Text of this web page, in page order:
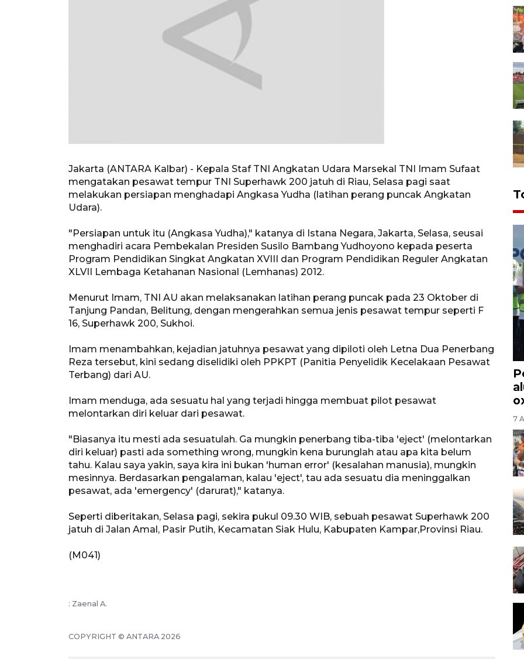
Jakarta (ANTARA Kalbar) - Kepala Staf TNI Angkatan Udara Marsekal TNI Imam Sufaat
mengatakan pesawat tempur TNI Superhawk 200 jatuh di Riau, Selasa pagi saat
melakukan persiapan menghadapi Angkasa Yudha (latihan perang puncak Angkatan
Udara).
"Persiapan untuk itu (Angkasa Yudha)," katanya di Istana Negara, Jakarta, Selasa, seusai
menghadiri acara Pembekalan Presiden Susilo Bambang Yudhoyono kepada peserta
Program Pendidikan Singkat Angkatan XVIII dan Program Pendidikan Reguler Angkatan
XLVII Lembaga Ketahanan Nasional (Lemhanas) 2012.
Menurut Imam, TNI AU akan melaksanakan latihan perang puncak pada 23 Oktober di
Tanjung Pandan, Belitung, dengan mengerahkan semua jenis pesawat tempur seperti F
16, Superhawk 200, Sukhoi.
Imam menambahkan, kejadian jatuhnya pesawat yang dipiloti oleh Letna Dua Penerbang
Reza tersebut, kini sedang diselidiki oleh PPKPT (Panitia Penyelidik Kecelakaan Pesawat
Terbang) dari AU.
Imam menduga, ada sesuatu hal yang terjadi hingga membuat pilot pesawat
melontarkan diri keluar dari pesawat.
"Biasanya itu mesti ada sesuatulah. Ga mungkin penerbang tiba-tiba 'eject' (melontarkan
diri keluar) pasti ada something wrong, mungkin kena burunglah atau apa kita belum
tahu. Kalau saya yakin, saya kira ini bukan 'human error' (kesalahan manusia), mungkin
mesinnya. Berdasarkan pengalaman, kalau 'eject', tau ada sesuatu dia meninggalkan
pesawat, ada 'emergency' (darurat)," katanya.
Seperti diberitakan, Selasa pagi, sekira pukul 09.30 WIB, sebuah pesawat Superhawk 200
jatuh di Jalan Amal, Pasir Putih, Kecamatan Siak Hulu, Kabupaten Kampar,Provinsi Riau.
(M041)
: Zaenal A.
COPYRIGHT © ANTARA 2026
7